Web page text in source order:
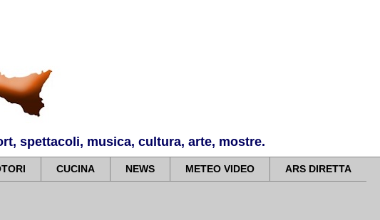
spettacoli, musica, cultura, arte, mostre.
CUCINA NEWS METEO VIDEO ARS DIRETTA